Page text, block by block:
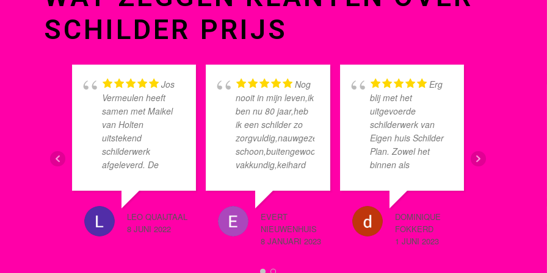
SCHILDER PRIJS
Jos
Vermeulen heeft
samen met Maikel
van Holten
uitstekend
schilderwerk
afgeleverd. De
schilders was
prettig en we
kregen zelfs goede
adviezen voor eigen
LEO QUAIJTAAL
8 JUNI 2022
Nog
nooit in mijn leven,ik
ben nu 80 jaar,heb
ik een schilder zo
zorgvuldig,nauwgezet,netjes
schoon,buitengewoon
vakkundig,keihard
werken,als deze op
en top vakman uit
Bulgarije.Alsof hij
een meesterproef
moest afleggen.
EVERT
NIEUWENHUIS
8 JANUARI 2023
Erg
blij met het
uitgevoerde
schilderwerk van
Eigen huis Schilder
Plan. Zowel het
binnen als
ziet er piepfijn uit!
Voor iedereen die
nog opzoek is naar
een schilder raden
wij Eigen Huis
DOMINIQUE
FOKKERD
1 JUNI 2023
zijn….
en